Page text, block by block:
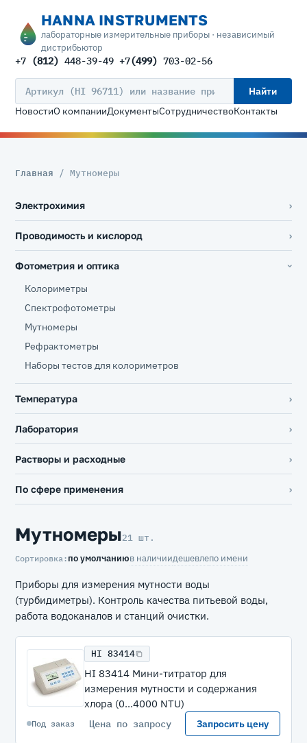
HANNA INSTRUMENTS
лабораторные измерительные приборы · независимый
дистрибьютор
+7 (812) 448-39-49 +7(499) 703-02-56
Найти
НовостиО компанииДокументыСотрудничествоКонтакты
Главная / Мутномеры
Электрохимия
Проводимость и кислород
Фотометрия и оптика
Колориметры
Спектрофотометры
Мутномеры
Рефрактометры
Наборы тестов для колориметров
Температура
Лаборатория
Растворы и расходные
По сфере применения
Мутномеры21 шт.
Сортировка: по умолчаниюв наличиидешевлепо имени
Приборы для измерения мутности воды
(турбидиметры). Контроль качества питьевой воды,
работа водоканалов и станций очистки.
HI 83414
HI 83414 Мини-титратор для
измерения мутности и содержания
хлора (0...4000 NTU)
Под заказ Цена по запросу Запросить цену